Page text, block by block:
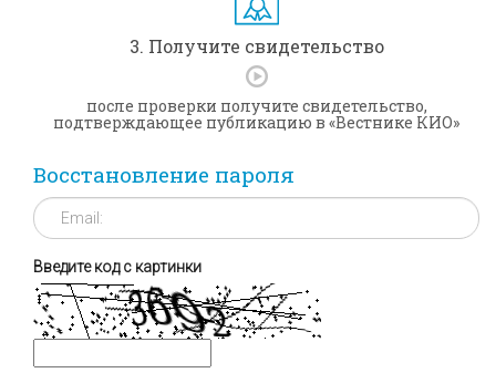
3. Получите свидетельство
после проверки получите свидетельство,
подтверждающее публикацию в «Вестнике КИО»
Восстановление пароля
Введите код с картинки